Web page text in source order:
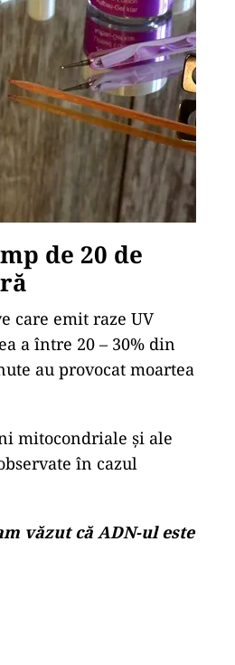
de 20 de
care emit raze UV
a între 20 – 30% din
au provocat moartea
mitocondriale și ale
în cazul
văzut că ADN-ul este